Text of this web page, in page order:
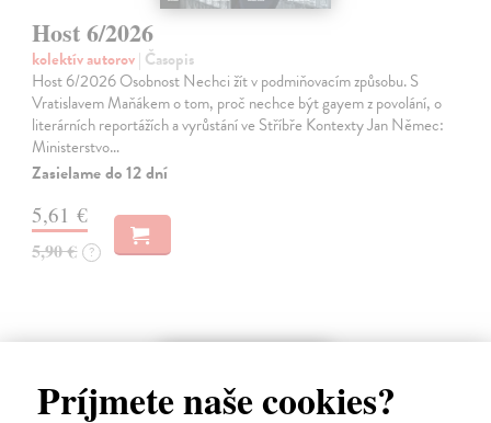
Príjmete naše cookies?
Host 6/2026
kolektív autorov| Časopis
Host 6/2026 Osobnost Nechci žít v podmiňovacím způsobu. S
Vratislavem Maňákem o tom, proč nechce být gayem z povolání, o
literárních reportážích a vyrůstání ve Stříbře Kontexty Jan Němec:
Ministerstvo…
Zasielame do 12 dní
5,61 €
5,90 € ?